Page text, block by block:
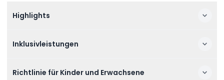
Highlights
Inklusivleistungen
Richtlinie für Kinder und Erwachsene